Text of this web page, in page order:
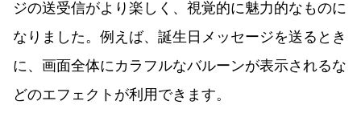
ジの送受信がより楽しく、視覚的に魅力的なものに
なりました。例えば、誕生日メッセージを送るとき
に、画面全体にカラフルなバルーンが表示されるな
どのエフェクトが利用できます。